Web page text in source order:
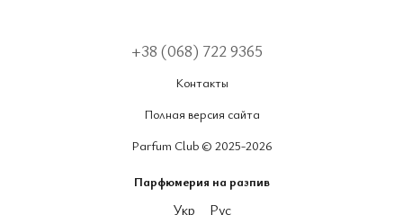
+38 (068) 722 9365
Контакты
Полная версия сайта
Parfum Club © 2025-2026
Парфюмерия на разпив
Укр Рус